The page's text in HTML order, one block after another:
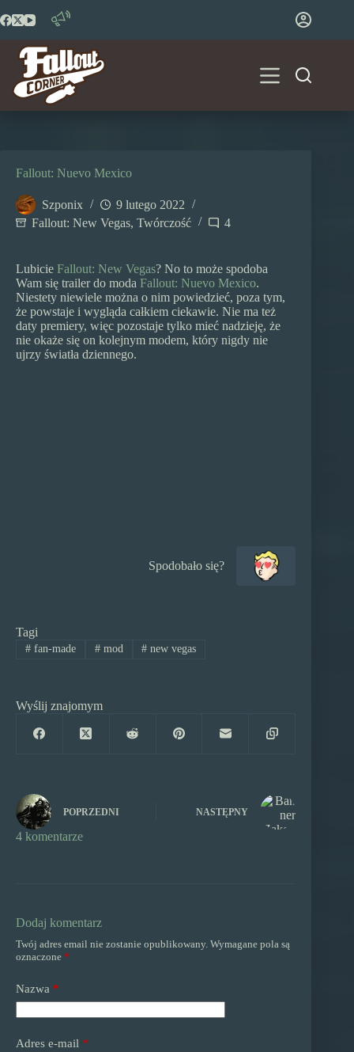
do
Fallout: Nuevo Mexico
Szponix
9 lutego 2022
Fallout: New Vegas, Twórczość 4
Lubicie Fallout: New Vegas? No to może spodoba
Wam się trailer do moda Fallout: Nuevo Mexico.
Niestety niewiele można o nim powiedzieć, poza tym,
że powstaje i wygląda całkiem ciekawie. Nie ma też
daty premiery, więc pozostaje tylko mieć nadzieję, że
nie okaże się on kolejnym modem, który nigdy nie
ujrzy światła dziennego.
Tagi
#fan-made #mod # new vegas
Wyślij znajomym
POPRZEDNI NASTĘPNY
4 komentarze
Dodaj komentarz
Twój adres email nie zostanie opublikowany. Wymagane pola są
oznaczone *
Nazwa *
Adres e-mail *